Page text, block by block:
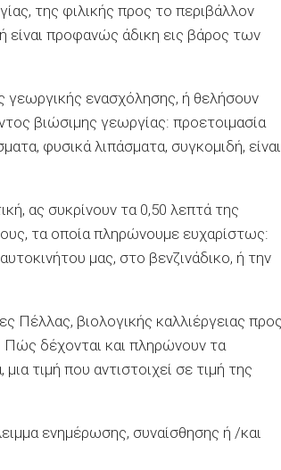
της φιλικής προς το περιβάλλον
είναι προφανώς άδικη εις βάρος των
γεωργικής ενασχόλησης, ή θελήσουν
βιώσιμης γεωργίας: προετοιμασία
φυσικά λιπάσματα, συγκομιδή, είναι
ας συκρίνουν τα 0,50 λεπτά της
τα οποία πληρώνουμε ευχαρίστως:
μας, στο βενζινάδικο, ή την
Πέλλας, βιολογικής καλλιέργειας προς
δέχονται και πληρώνουν τα
τιμή που αντιστοιχεί σε τιμή της
ενημέρωσης, συναίσθησης ή /και